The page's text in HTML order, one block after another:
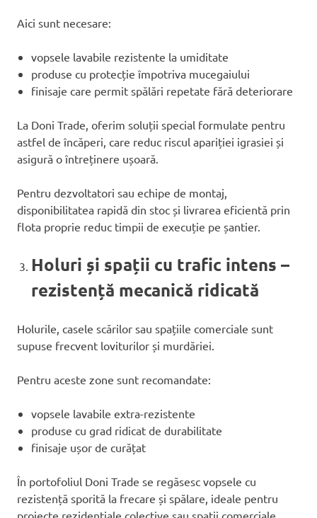
Aici sunt necesare:
vopsele lavabile rezistente la umiditate
produse cu protecție împotriva mucegaiului
finisaje care permit spălări repetate fără deteriorare
La Doni Trade, oferim soluții special formulate pentru
astfel de încăperi, care reduc riscul apariției igrasiei și
asigură o întreținere ușoară.
Pentru dezvoltatori sau echipe de montaj,
disponibilitatea rapidă din stoc și livrarea eficientă prin
flota proprie reduc timpii de execuție pe șantier.
Holuri și spații cu trafic intens –
rezistență mecanică ridicată
Holurile, casele scărilor sau spațiile comerciale sunt
supuse frecvent loviturilor și murdăriei.
Pentru aceste zone sunt recomandate:
vopsele lavabile extra-rezistente
produse cu grad ridicat de durabilitate
finisaje ușor de curățat
În portofoliul Doni Trade se regăsesc vopsele cu
rezistență sporită la frecare și spălare, ideale pentru